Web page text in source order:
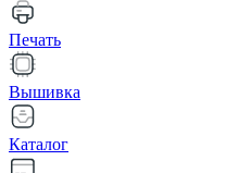
Печать
Вышивка
Каталог